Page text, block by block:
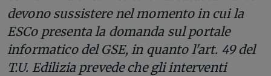
devono sussistere nel momento in cui la
ESCo presenta la domanda sul portale
informatico del GSE, in quanto l'art. 49 del
T.U. Edilizia prevede che gli interventi